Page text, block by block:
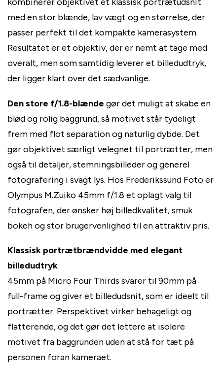
med en stor blænde, lav vægt og en størrelse, der
passer perfekt til det kompakte kamerasystem.
Resultatet er et objektiv, der er nemt at tage med
overalt, men som samtidig leverer et billedudtryk,
der ligger klart over det sædvanlige.
Den store f/1.8-blænde gør det muligt at skabe en
blød og rolig baggrund, så motivet står tydeligt
frem med flot separation og naturlig dybde. Det
gør objektivet særligt velegnet til portrætter, men
også til detaljer, stemningsbilleder og generel
fotografering i svagt lys. Hos Frederikssund Foto er
Olympus M.Zuiko 45mm f/1.8 et oplagt valg til
fotografen, der ønsker høj billedkvalitet, smuk
bokeh og stor brugervenlighed til en attraktiv pris.
Klassisk portrætbrændvidde med elegant
billedudtryk
45mm på Micro Four Thirds svarer til 90mm på
full-frame og giver et billedudsnit, som er ideelt til
portrætter. Perspektivet virker behageligt og
flatterende, og det gør det lettere at isolere
motivet fra baggrunden uden at stå for tæt på
personen foran kameraet.